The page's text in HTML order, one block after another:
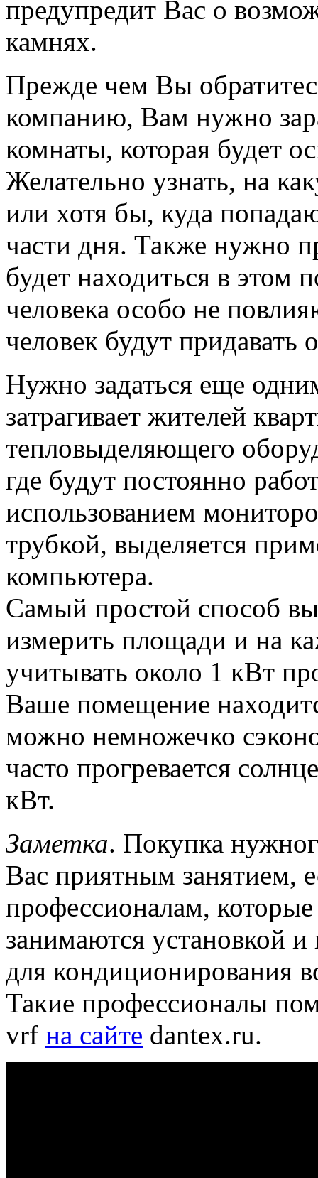
предупредит Вас о
камнях.
Прежде чем Вы
компанию, Вам нужно
комнаты, которая будет
Желательно узнать, на
или хотя бы, куда
части дня. Также нужно
будет находиться в
человека особо не
человек будут придавать
Нужно задаться еще
затрагивает жителей
тепловыделяющего
где будут постоянно
использованием
трубкой, выделяется
компьютера.
Самый простой способ
измерить площади и на
учитывать около 1 кВт
Ваше помещение
можно немножечко
часто прогревается
кВт.
Заметка. Покупка
Вас приятным занятием,
профессионалам,
занимаются установкой
для кондиционирования
Такие профессионалы
vrf на сайте dantex.ru.